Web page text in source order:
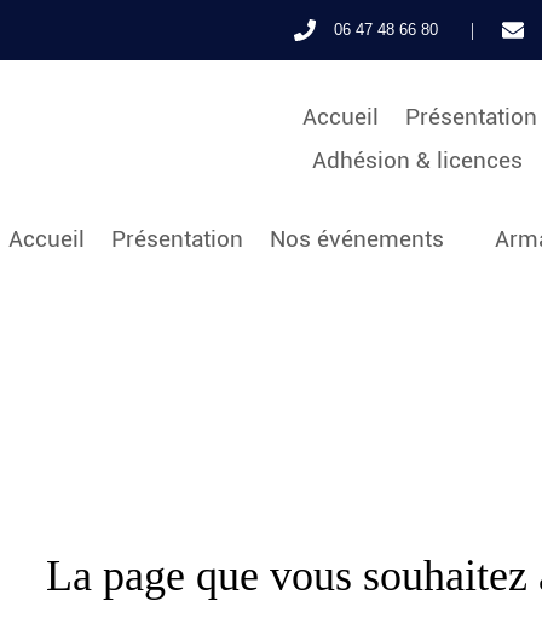
06 47 48 66 80 |
Accueil
Présentation
Adhésion & licences
Accueil Présentation Nos événements
La page que vous